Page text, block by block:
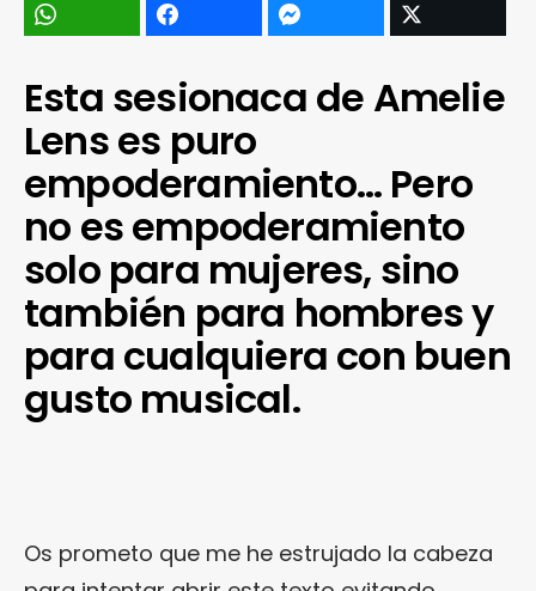
Esta sesionaca de Amelie
Lens es puro
empoderamiento… Pero
no es empoderamiento
solo para mujeres, sino
también para hombres y
para cualquiera con buen
gusto musical.
Os prometo que me he estrujado la cabeza